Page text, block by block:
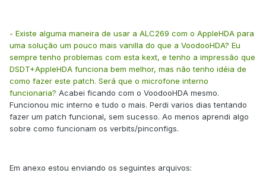
- Existe alguma maneira de usar a ALC269 com o AppleHDA para
uma solução um pouco mais vanilla do que a VoodooHDA? Eu
sempre tenho problemas com esta kext, e tenho a impressão que
DSDT+AppleHDA funciona bem melhor, mas não tenho idéia de
como fazer este patch. Será que o microfone interno
funcionaria? Acabei ficando com o VoodooHDA mesmo.
Funcionou mic interno e tudo o mais. Perdi varios dias tentando
fazer um patch funcional, sem sucesso. Ao menos aprendi algo
sobre como funcionam os verbits/pinconfigs.
Em anexo estou enviando os seguintes arquivos: